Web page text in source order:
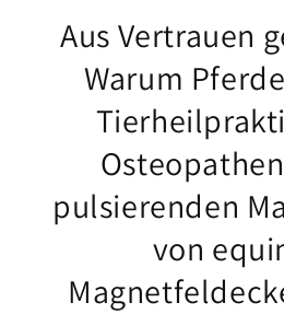
equimag – Dein
für mehr
Impulse für ein
an deiner
Aus Vertrauen
Warum
pulsierenden
von